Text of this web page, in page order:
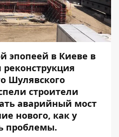
эпопеей в Киеве в
реконструкция
Шулявского
строители
аварийный мост
нового, как у
проблемы.